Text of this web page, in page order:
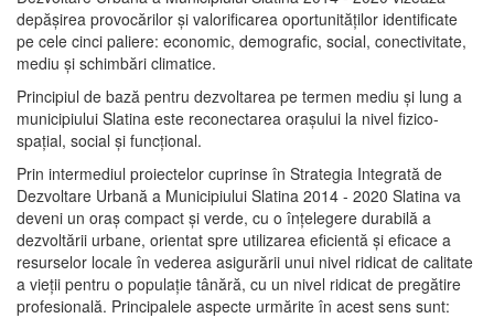
depășirea provocărilor şi valorificarea oportunităţilor identificate
pe cele cinci paliere: economic, demografic, social, conectivitate,
mediu şi schimbări climatice.
Principiul de bază pentru dezvoltarea pe termen mediu şi lung a
municipiului Slatina este reconectarea oraşului la nivel fizico-
spaţial, social şi funcţional.
Prin intermediul proiectelor cuprinse în Strategia Integrată de
Dezvoltare Urbană a Municipiului Slatina 2014 - 2020 Slatina va
deveni un oraş compact şi verde, cu o înţelegere durabilă a
dezvoltării urbane, orientat spre utilizarea eficientă şi eficace a
resurselor locale în vederea asigurării unui nivel ridicat de calitate
a vieţii pentru o populaţie tânără, cu un nivel ridicat de pregătire
profesională. Principalele aspecte urmărite în acest sens sunt: